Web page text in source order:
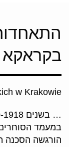
בקראקא
w Krakowie
במעמד
הורגשה הסכנה